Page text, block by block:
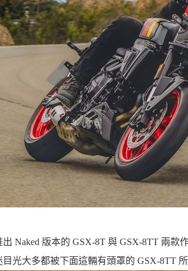
Naked 版本的 GSX-8T 與 GSX-8TT 兩
光大多都被下面這輛有頭罩的 GSX-8TT 所